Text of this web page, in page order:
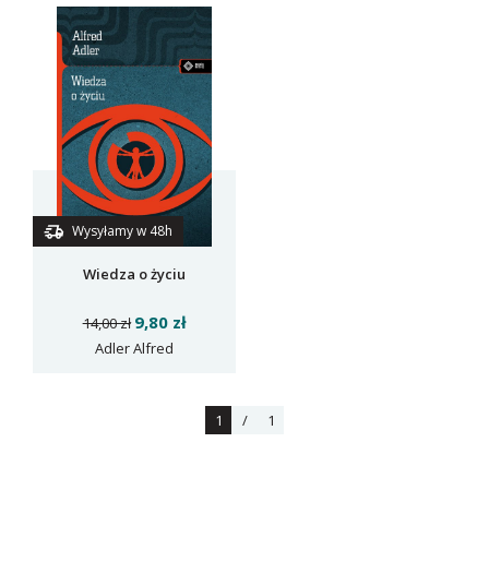
Wysyłamy w 48h
Wiedza o życiu
14,00 zł 9,80 zł
Adler Alfred
1 / 1